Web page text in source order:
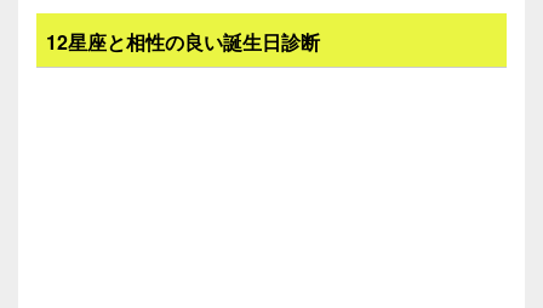
12星座と相性の良い誕生日診断